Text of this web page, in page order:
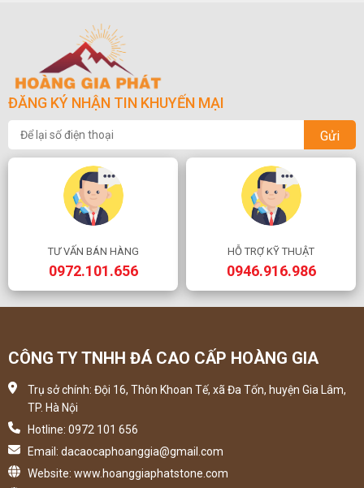
ĐĂNG KÝ NHẬN TIN KHUYẾN MẠI
Gửi
TƯ VẤN BÁN HÀNG
0972.101.656
HỖ TRỢ KỸ THUẬT
0946.916.986
CÔNG TY TNHH ĐÁ CAO CẤP HOÀNG GIA
Trụ sở chính: Đội 16, Thôn Khoan Tế, xã Đa Tốn, huyện Gia Lâm,
TP. Hà Nội
Hotline: 0972 101 656
Email: dacaocaphoanggia@gmail.com
Website: www.hoanggiaphatstone.com